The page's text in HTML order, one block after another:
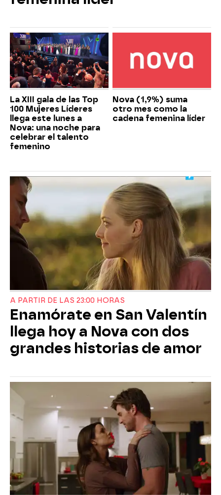
La XIII gala de las Top
100 Mujeres Líderes
llega este lunes a
Nova: una noche para
celebrar el talento
femenino
Nova (1,9%) suma
otro mes como la
cadena femenina líder
A PARTIR DE LAS 23:00 HORAS
Enamórate en San Valentín
llega hoy a Nova con dos
grandes historias de amor